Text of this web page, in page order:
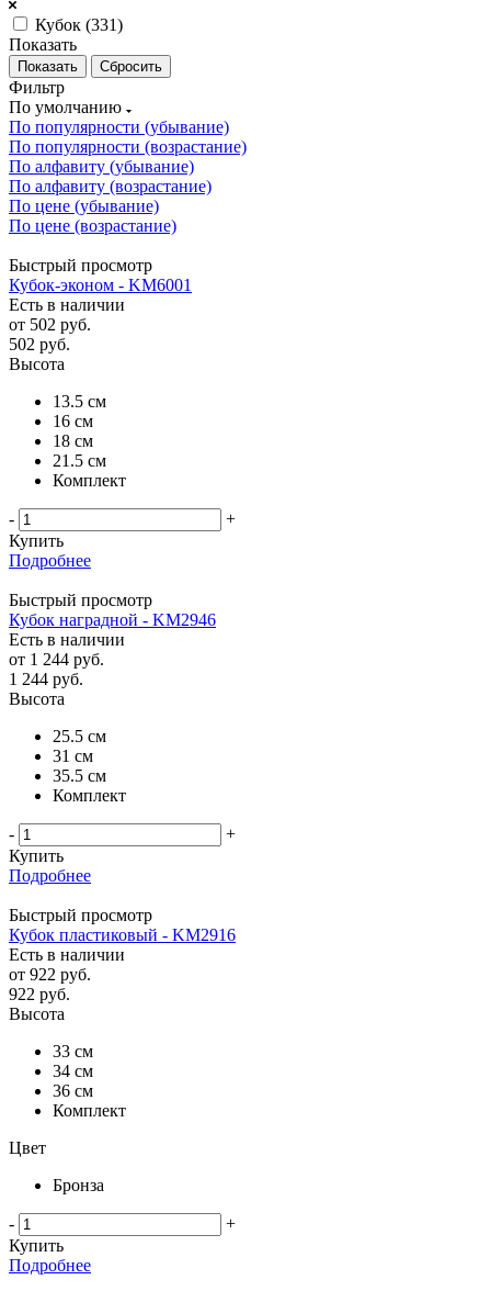
Кубок (331)
Показать
Сбросить
Фильтр
По умолчанию
По популярности (убывание)
По популярности (возрастание)
По алфавиту (убывание)
По алфавиту (возрастание)
По цене (убывание)
По цене (возрастание)
Быстрый просмотр
Кубок-эконом - KM6001
Есть в наличии
от 502 руб.
502 руб.
Высота
13.5 см
16 см
18 см
21.5 см
Комплект
-
+
Купить
Подробнее
Быстрый просмотр
Кубок наградной - KM2946
Есть в наличии
от 1 244 руб.
1 244 руб.
Высота
25.5 см
31 см
35.5 см
Комплект
-
+
Купить
Подробнее
Быстрый просмотр
Кубок пластиковый - KM2916
Есть в наличии
от 922 руб.
922 руб.
Высота
33 см
34 см
36 см
Комплект
Цвет
Бронза
-
+
Купить
Подробнее